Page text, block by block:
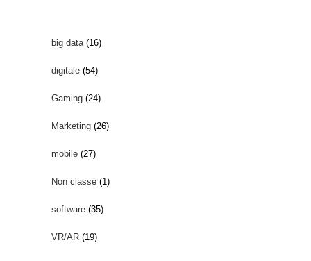
big data(16)
digitale (54)
Gaming (24)
Marketing (26)
mobile (27)
Non classé (1)
software (35)
VR/AR (19)